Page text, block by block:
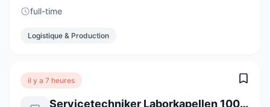
full-time
Logistique & Production
il y a 7 heures
Servicetechniker Laborkapellen 100% (m/w/d)